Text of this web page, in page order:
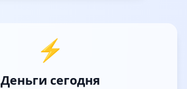
⚡
Деньги сегодня